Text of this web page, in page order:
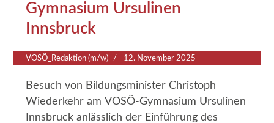
Gymnasium Ursulinen
Innsbruck
VOSÖ_Redaktion (m/w) 12. November 2025
Besuch von Bildungsminister Christoph
Wiederkehr am VOSÖ-Gymnasium Ursulinen
Innsbruck anlässlich der Einführung des